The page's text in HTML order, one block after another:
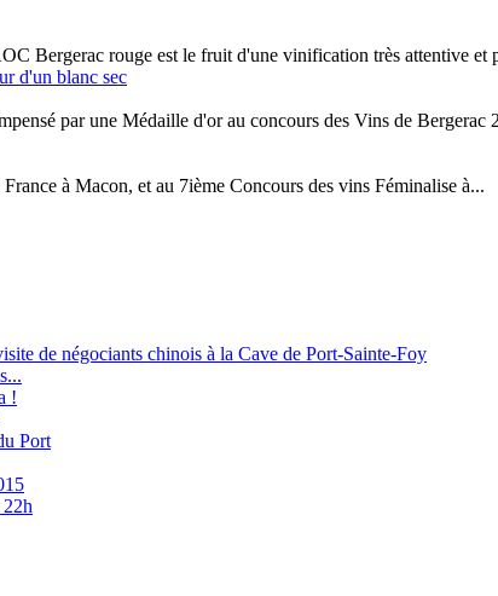
Bergerac rouge est le fruit d'une vinification très attentive et
par une Médaille d'or au concours des Vins de Bergerac
à Macon, et au 7ième Concours des vins Féminalise à...